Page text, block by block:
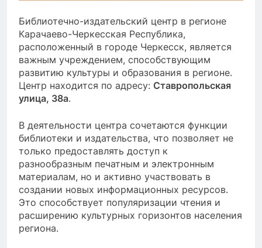
Библиотечно-издательский центр в регионе
Карачаево-Черкесская Республика,
расположенный в городе Черкесск, является
важным учреждением, способствующим
развитию культуры и образования в регионе.
Центр находится по адресу: Ставропольская
улица, 38а.
В деятельности центра сочетаются функции
библиотеки и издательства, что позволяет не
только предоставлять доступ к
разнообразным печатным и электронным
материалам, но и активно участвовать в
создании новых информационных ресурсов.
Это способствует популяризации чтения и
расширению культурных горизонтов населения
региона.